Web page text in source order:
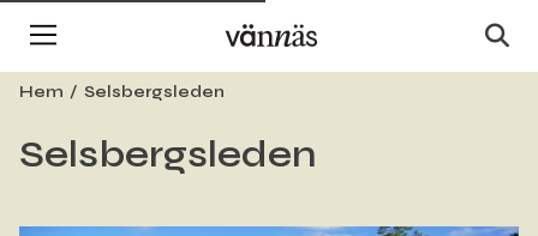
Hem Selsbergsleden
Selsbergsleden